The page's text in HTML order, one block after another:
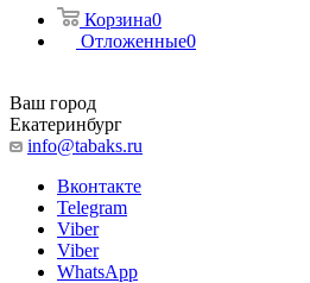
Корзина0
Отложенные0
Ваш город
Екатеринбург
info@tabaks.ru
Вконтакте
Telegram
Viber
Viber
WhatsApp